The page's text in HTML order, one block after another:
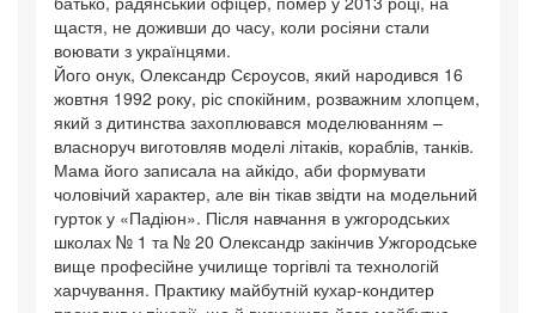
щастя, не доживши до часу, коли росіяни стали
воювати з українцями.
Його онук, Олександр Сєроусов, який народився 16
жовтня 1992 року, ріс спокійним, розважним хлопцем,
який з дитинства захоплювався моделюванням –
власноруч виготовляв моделі літаків, кораблів, танків.
Мама його записала на айкідо, аби формувати
чоловічий характер, але він тікав звідти на модельний
гурток у «Падіюн». Після навчання в ужгородських
школах № 1 та № 20 Олександр закінчив Ужгородське
вище професійне училище торгівлі та технологій
харчування. Практику майбутній кухар-кондитер